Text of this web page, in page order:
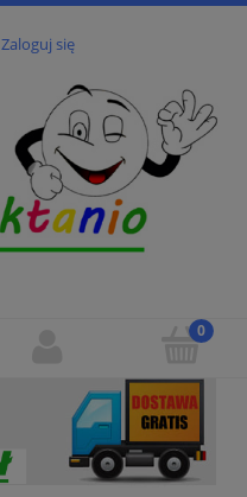
Zaloguj się